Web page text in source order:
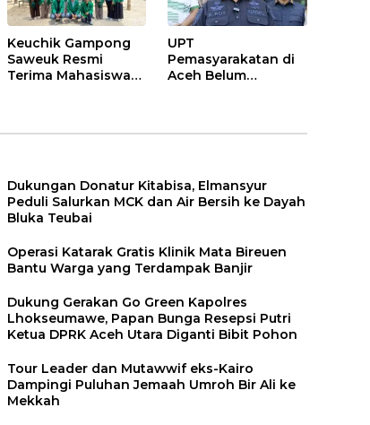
Keuchik Gampong
Saweuk Resmi
Terima Mahasiswa
UPT
Pemasyarakatan di
Aceh Belum
Dukungan Donatur Kitabisa, Elmansyur
Peduli Salurkan MCK dan Air Bersih ke Dayah
Bluka Teubai
Operasi Katarak Gratis Klinik Mata Bireuen
Bantu Warga yang Terdampak Banjir
Dukung Gerakan Go Green Kapolres
Lhokseumawe, Papan Bunga Resepsi Putri
Ketua DPRK Aceh Utara Diganti Bibit Pohon
Tour Leader dan Mutawwif eks-Kairo
Dampingi Puluhan Jemaah Umroh Bir Ali ke
Mekkah